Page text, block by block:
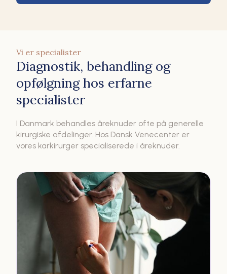
Vi er specialister
Diagnostik, behandling og
opfølgning hos erfarne
specialister
I Danmark behandles åreknuder ofte på generelle
kirurgiske afdelinger. Hos Dansk Venecenter er
vores karkirurger specialiserede i åreknuder.